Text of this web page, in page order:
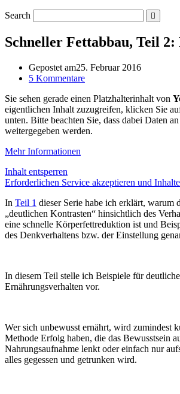
Search
Schneller Fettabbau, Teil
Gepostet am25. Februar 2016
5 Kommentare
Sie sehen gerade einen Platzhalterinhalt von
eigentlichen Inhalt zuzugreifen, klicken Sie
unten. Bitte beachten Sie, dass dabei Daten
weitergegeben werden.
Mehr Informationen
Inhalt entsperren
Erforderlichen Service akzeptieren und
In Teil 1 dieser Serie habe ich erklärt, warum
„deutlichen Kontrasten“ hinsichtlich des
eine schnelle Körperfettreduktion ist und
des Denkverhaltens bzw. der Einstellung
In diesem Teil stelle ich Beispiele für
Ernährungsverhalten vor.
Wer sich unbewusst ernährt, wird zumindest
Methode Erfolg haben, die das Bewusstsein
Nahrungsaufnahme lenkt oder einfach nur
alles gegessen und getrunken wird.